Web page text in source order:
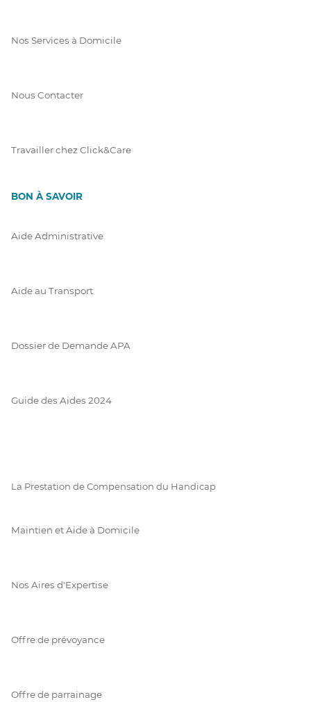
Nos Services à Domicile
Nous Contacter
Travailler chez Click&Care
BON À SAVOIR
Aide Administrative
Aide au Transport
Dossier de Demande APA
Guide des Aides 2024
La Prestation de Compensation du Handicap
Maintien et Aide à Domicile
Nos Aires d'Expertise
Offre de prévoyance
Offre de parrainage